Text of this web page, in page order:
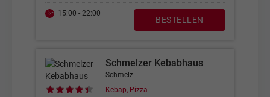
15:00 - 22:00
BESTELLEN
Schmelzer Kebabhaus
Schmelz
Kebap, Pizza